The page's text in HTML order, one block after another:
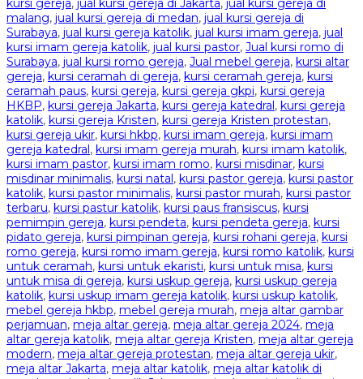
kursi gereja, jual kursi gereja di Jakarta, jual kursi gereja di
malang, jual kursi gereja di medan, jual kursi gereja di
Surabaya, jual kursi gereja katolik, jual kursi imam gereja, jual
kursi imam gereja katolik, jual kursi pastor, Jual kursi romo di
Surabaya, jual kursi romo gereja, Jual mebel gereja, kursi altar
gereja, kursi ceramah di gereja, kursi ceramah gereja, kursi
ceramah paus, kursi gereja, kursi gereja gkpi, kursi gereja
HKBP, kursi gereja Jakarta, kursi gereja katedral, kursi gereja
katolik, kursi gereja Kristen, kursi gereja Kristen protestan,
kursi gereja ukir, kursi hkbp, kursi imam gereja, kursi imam
gereja katedral, kursi imam gereja murah, kursi imam katolik,
kursi imam pastor, kursi imam romo, kursi misdinar, kursi
misdinar minimalis, kursi natal, kursi pastor gereja, kursi pastor
katolik, kursi pastor minimalis, kursi pastor murah, kursi pastor
terbaru, kursi pastur katolik, kursi paus fransiscus, kursi
pemimpin gereja, kursi pendeta, kursi pendeta gereja, kursi
pidato gereja, kursi pimpinan gereja, kursi rohani gereja, kursi
romo gereja, kursi romo imam gereja, kursi romo katolik, kursi
untuk ceramah, kursi untuk ekaristi, kursi untuk misa, kursi
untuk misa di gereja, kursi uskup gereja, kursi uskup gereja
katolik, kursi uskup imam gereja katolik, kursi uskup katolik,
mebel gereja hkbp, mebel gereja murah, meja altar gambar
perjamuan, meja altar gereja, meja altar gereja 2024, meja
altar gereja katolik, meja altar gereja Kristen, meja altar gereja
modern, meja altar gereja protestan, meja altar gereja ukir,
meja altar Jakarta, meja altar katolik, meja altar katolik di